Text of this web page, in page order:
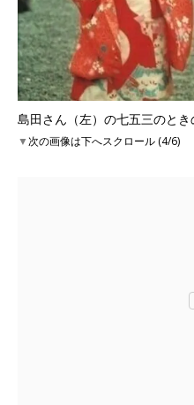
島田さん（左）の七五三のとき
▼次の画像は下へスクロール (4/6)